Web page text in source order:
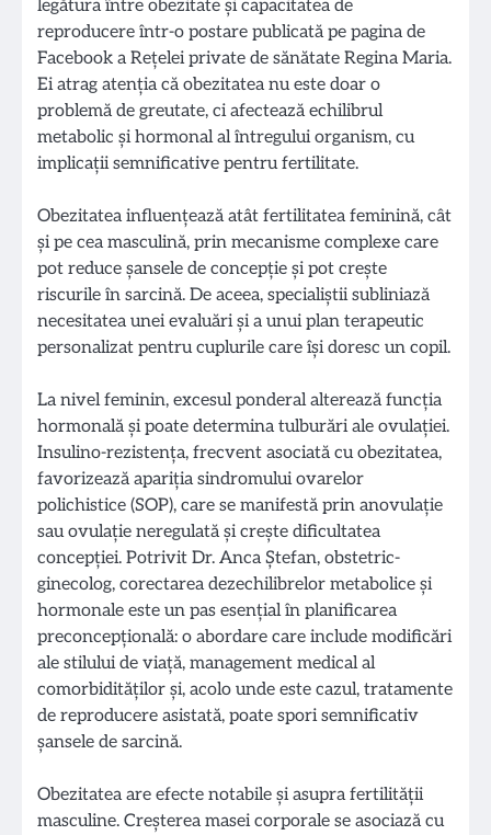
legătura între obezitate și capacitatea de
reproducere într-o postare publicată pe pagina de
Facebook a Rețelei private de sănătate Regina Maria.
Ei atrag atenția că obezitatea nu este doar o
problemă de greutate, ci afectează echilibrul
metabolic și hormonal al întregului organism, cu
implicații semnificative pentru fertilitate.
Obezitatea influențează atât fertilitatea feminină, cât
și pe cea masculină, prin mecanisme complexe care
pot reduce șansele de concepție și pot crește
riscurile în sarcină. De aceea, specialiștii subliniază
necesitatea unei evaluări și a unui plan terapeutic
personalizat pentru cuplurile care își doresc un copil.
La nivel feminin, excesul ponderal alterează funcția
hormonală și poate determina tulburări ale ovulației.
Insulino-rezistența, frecvent asociată cu obezitatea,
favorizează apariția sindromului ovarelor
polichistice (SOP), care se manifestă prin anovulație
sau ovulație neregulată și crește dificultatea
concepției. Potrivit Dr. Anca Ștefan, obstetric-
ginecolog, corectarea dezechilibrelor metabolice și
hormonale este un pas esențial în planificarea
preconcepțională: o abordare care include modificări
ale stilului de viață, management medical al
comorbidităților și, acolo unde este cazul, tratamente
de reproducere asistată, poate spori semnificativ
șansele de sarcină.
Obezitatea are efecte notabile și asupra fertilității
masculine. Creșterea masei corporale se asociază cu